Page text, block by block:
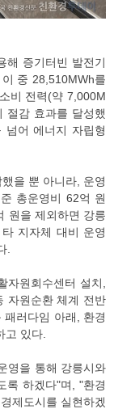
해 증기터빈 발전기
중 28,510MWh를
비 전력(약 7,000M
절감 효과를 달성했
넘어 에너지 자립형
을 뿐 아니라, 운영
총운영비 62억 원
원을 제외하면 강릉
지자체 대비 운영
.
원회수센터 설치,
자원순환 체계 전반
러다임 아래, 환경
고 있다.
영을 통해 강릉시와
록 하겠다"며, "환경
제도시를 실현하겠